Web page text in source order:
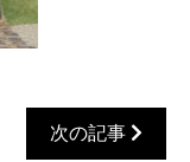
次の記事